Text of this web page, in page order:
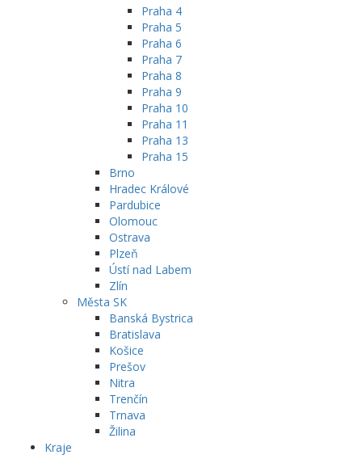
Praha 4
Praha 5
Praha 6
Praha 7
Praha 8
Praha 9
Praha 10
Praha 11
Praha 13
Praha 15
Brno
Hradec Králové
Pardubice
Olomouc
Ostrava
Plzeň
Ústí nad Labem
Zlín
Města SK
Banská Bystrica
Bratislava
Košice
Prešov
Nitra
Trenčín
Trnava
Žilina
Kraje